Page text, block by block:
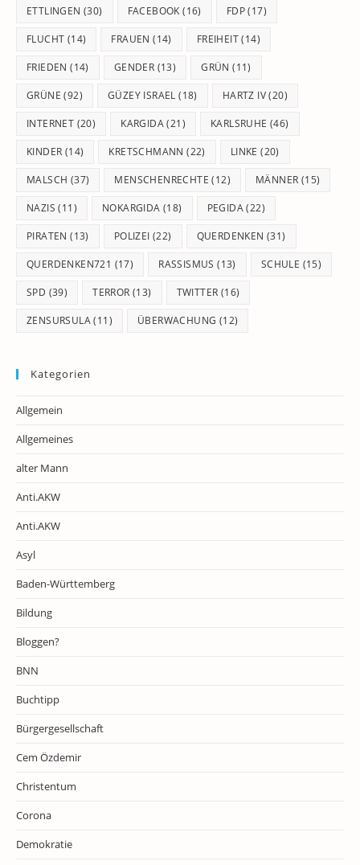
ETTLINGEN (30) FACEBOOK (16) FDP(17)
FLUCHT (14) FRAUEN (14) FREIHEIT(14)
FRIEDEN (14) GENDER (13) GRÜN (11)
GRÜNE (92) GÜZEY ISRAEL (18) HARTZ IV(20)
INTERNET (20) KARGIDA(21) KARLSRUHE (46)
KINDER (14) KRETSCHMANN (22) LINKE (20)
MALSCH (37) MENSCHENRECHTE (12) MÄNNER (15)
NAZIS (11) NOKARGIDA (18) PEGIDA(22)
PIRATEN (13) POLIZEI (22) QUERDENKEN (31)
QUERDENKEN721 (17) RASSISMUS (13) SCHULE (15)
SPD (39) TERROR (13) TWITTER (16)
ZENSURSULA(11) ÜBERWACHUNG (12)
Kategorien
Allgemein
Allgemeines
alter Mann
Anti.AKW
Anti.AKW
Asyl
Baden-Württemberg
Bildung
Bloggen?
BNN
Buchtipp
Bürgergesellschaft
Cem Özdemir
Christentum
Corona
Demokratie